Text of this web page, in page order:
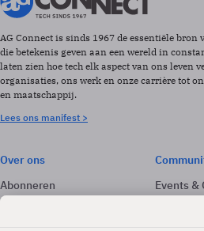
AG Connect is sinds 1967 de essentiële bron
die betekenis geven aan een wereld in
laten zien hoe tech elk aspect van ons leven
organisaties, ons werk en onze carrière tot
en maatschappij.
Lees ons manifest >
Over ons
Abonneren
Adverteren
Events &